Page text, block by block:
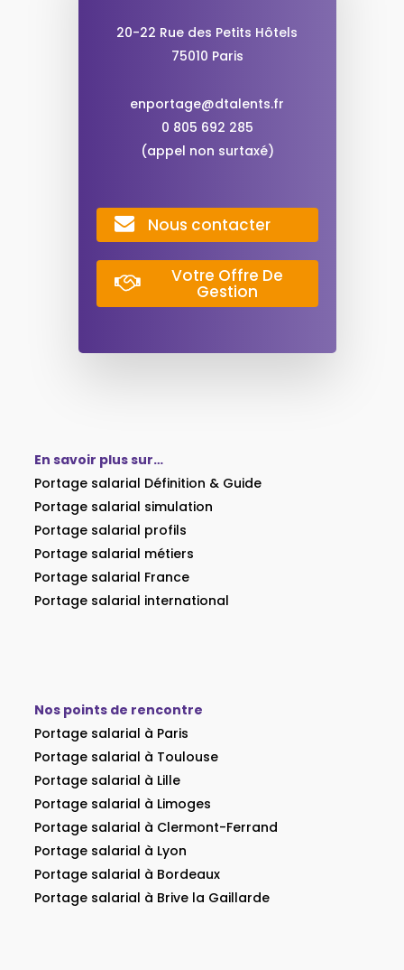
20-22 Rue des Petits Hôtels
75010 Paris
enportage@dtalents.fr
0 805 692 285
(appel non surtaxé)
Nous contacter
Votre Offre De
Gestion
En savoir plus sur…
Portage salarial Définition & Guide
Portage salarial simulation
Portage salarial profils
Portage salarial métiers
Portage salarial France
Portage salarial international
Nos points de rencontre
Portage salarial à Paris
Portage salarial à Toulouse
Portage salarial à Lille
Portage salarial à Limoges
Portage salarial à Clermont-Ferrand
Portage salarial à Lyon
Portage salarial à Bordeaux
Portage salarial à Brive la Gaillarde